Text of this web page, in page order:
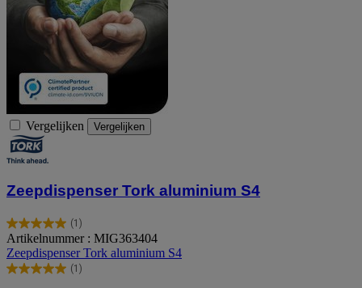
Vergelijken Vergelijken
Zeepdispenser Tork aluminium S4
(1)
5.0
van
de
5
Artikelnummer : MIG363404
Zeepdispenser Tork aluminium S4
(1)
5.0